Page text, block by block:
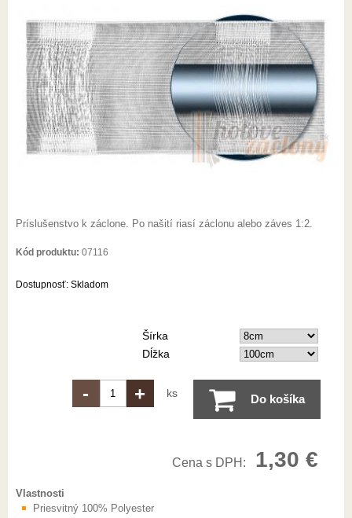
Príslušenstvo k záclone. Po našití riasí záclonu alebo záves 1:2.
Kód produktu: 07116
Dostupnosť: Skladom
Šírka
Dĺžka
- + ks Do košíka
Cena s DPH: 1,30 €
Vlastnosti
Priesvitný 100% Polyester